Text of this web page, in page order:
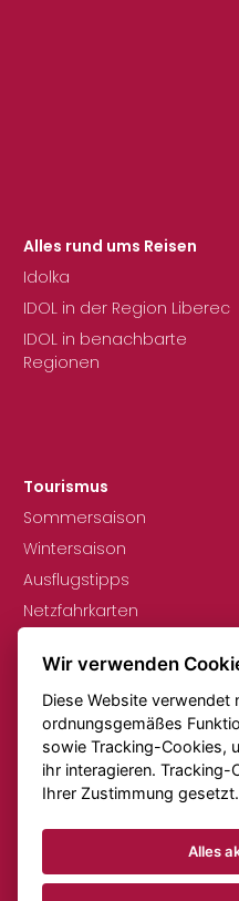
Alles rund ums Reisen
Idolka
IDOL in der Region Liberec
IDOL in benachbarte
Regionen
Tourismus
Sommersaison
Wintersaison
Ausflugstipps
Netzfahrkarten
DSGVO
Cookie-
Anmerkungen zu den
© KORID LK, spol. s r.o.,
Wir verwenden
Diese Website verwendet
ordnungsgemäßes
sowie Tracking-Cookies,
ihr interagieren.
Ihrer Zustimmung
Alles